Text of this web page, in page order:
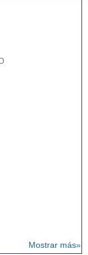
Mostrar más»